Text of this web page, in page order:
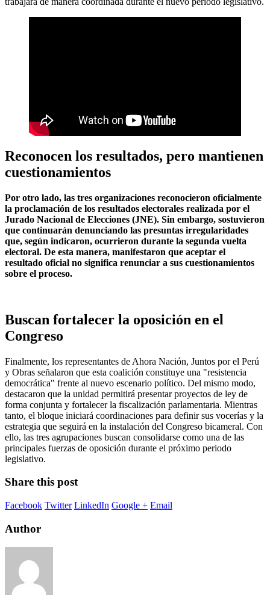
Reconocen los resultados, pero mantienen
cuestionamientos
Por otro lado, las tres organizaciones reconocieron oficialmente
la proclamación de los resultados electorales realizada por el
Jurado Nacional de Elecciones (JNE). Sin embargo, sostuvieron
que continuarán denunciando las presuntas irregularidades
que, según indicaron, ocurrieron durante la segunda vuelta
electoral. De esta manera, manifestaron que aceptar el
resultado oficial no significa renunciar a sus cuestionamientos
sobre el proceso.
Buscan fortalecer la oposición en el
Congreso
Finalmente, los representantes de Ahora Nación, Juntos por el Perú
y Obras señalaron que esta coalición constituye una "resistencia
democrática" frente al nuevo escenario político. Del mismo modo,
destacaron que la unidad permitirá presentar proyectos de ley de
forma conjunta y fortalecer la fiscalización parlamentaria. Mientras
tanto, el bloque iniciará coordinaciones para definir sus vocerías y la
estrategia que seguirá en la instalación del Congreso bicameral. Con
ello, las tres agrupaciones buscan consolidarse como una de las
principales fuerzas de oposición durante el próximo periodo
legislativo.
Share this post
Facebook Twitter LinkedIn Google + Email
Author